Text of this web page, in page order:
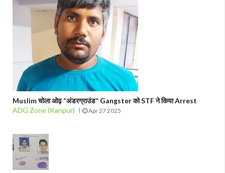
Muslim चोला ओढ़ “अंडरग्राउंड” Gangster को STF ने किया Arrest
ADG Zone (Kanpur)
Apr 27 2025